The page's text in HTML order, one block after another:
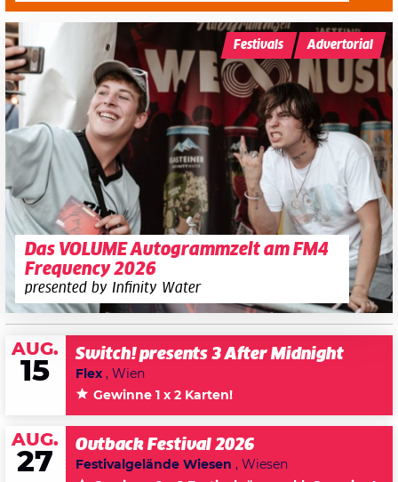
Das VOLUME Autogrammzelt am FM4
Frequency 2026
presented by Infinity Water
Festivals Advertorial
AUG.
15
Switch! presents 3 After Midnight
Flex , Wien
Gewinne 1 x 2 Karten!
AUG.
27
Outback Festival 2026
Festivalgelände Wiesen , Wiesen